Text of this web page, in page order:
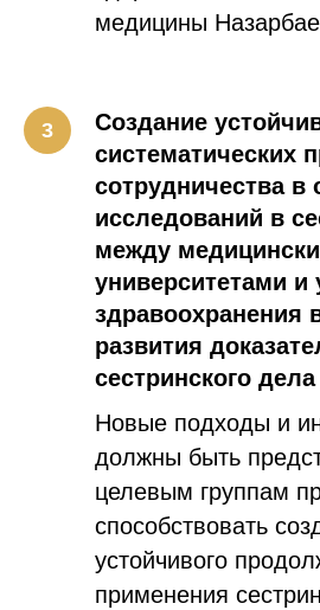
медицины
Создание
систематических
сотрудничества в
исследований в
между
университетами
здравоохранения
развития
сестринского
Новые подходы и
должны быть
целевым группам
способствовать
устойчивого
применения